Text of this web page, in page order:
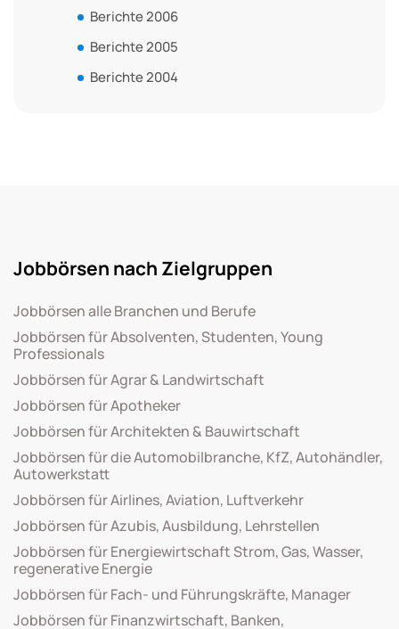
Berichte 2006
Berichte 2005
Berichte 2004
Jobbörsen nach Zielgruppen
Jobbörsen alle Branchen und Berufe
Jobbörsen für Absolventen, Studenten, Young
Professionals
Jobbörsen für Agrar & Landwirtschaft
Jobbörsen für Apotheker
Jobbörsen für Architekten & Bauwirtschaft
Jobbörsen für die Automobilbranche, KfZ, Autohändler,
Autowerkstatt
Jobbörsen für Airlines, Aviation, Luftverkehr
Jobbörsen für Azubis, Ausbildung, Lehrstellen
Jobbörsen für Energiewirtschaft Strom, Gas, Wasser,
regenerative Energie
Jobbörsen für Fach- und Führungskräfte, Manager
Jobbörsen für Finanzwirtschaft, Banken,